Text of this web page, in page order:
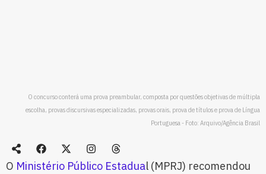
O concurso conterá uma prova preambular, composta por questões objetivas de múltipla
escolha, provas discursivas especializadas, provas orais, prova de títulos e prova de Língua
Portuguesa - Foto: Arquivo/Agência Brasil
O Ministério Público Estadual (MPRJ) recomendou